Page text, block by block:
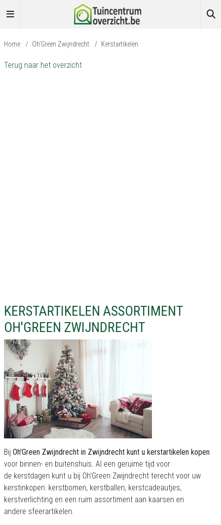
Home / Oh'Green Zwijndrecht / Kerstartikelen
Terug naar het overzicht
KERSTARTIKELEN ASSORTIMENT
OH'GREEN ZWIJNDRECHT
Bij Oh'Green Zwijndrecht in Zwijndrecht kunt u kerstartikelen kopen
voor binnen- en buitenshuis. Al een geruime tijd voor
de kerstdagen kunt u bij Oh'Green Zwijndrecht terecht voor uw
kerstinkopen: kerstbomen, kerstballen, kerstcadeautjes,
kerstverlichting en een ruim assortiment aan kaarsen en
andere sfeerartikelen.